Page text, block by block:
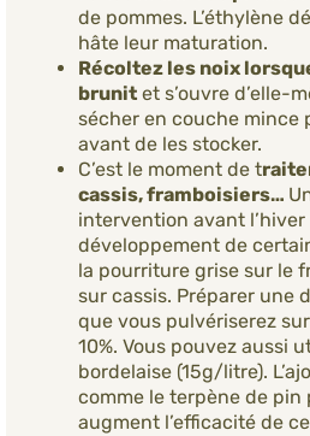
de pommes. L’éthylène
hâte leur maturation.
Récoltez les noix
brunit et s’ouvre d’elle-
sécher en couche mince
avant de les stocker.
C’est le moment de t
cassis, framboisiers…
intervention avant
développement de
la pourriture grise sur le
sur cassis. Préparer une
que vous pulvériserez
10%. Vous pouvez aussi
bordelaise (15g/litre).
comme le terpène de pin
augment l’efficacité de